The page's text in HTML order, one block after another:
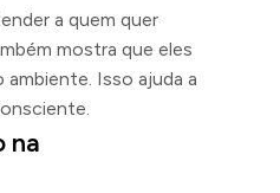
a quem quer
mostra que eles
Isso ajuda a
na